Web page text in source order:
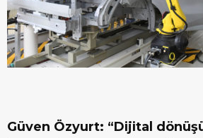
Güven Özyurt: “Dijital